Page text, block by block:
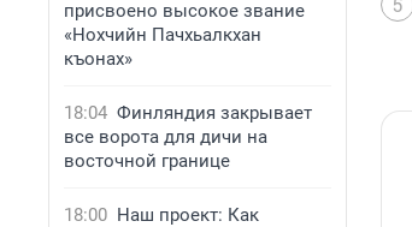
присвоено высокое звание
«Нохчийн Пачхьалкхан
къонах»
18:04 Финляндия закрывает
все ворота для дичи на
восточной границе
18:00 Наш проект: Как